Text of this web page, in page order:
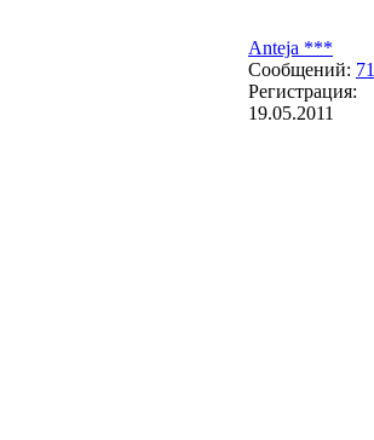
Anteja ***
Сообщений: 71
Регистрация:
19.05.2011